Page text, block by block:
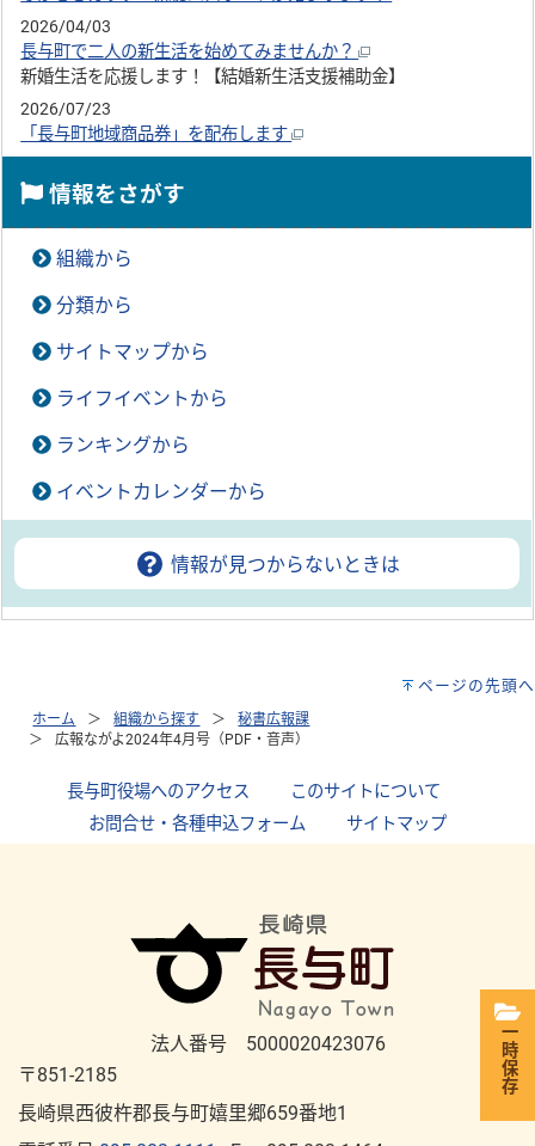
2026/04/03
長与町で二人の新生活を始めてみませんか？
新婚生活を応援します！【結婚新生活支援補助金】
2026/07/23
「長与町地域商品券」を配布します
情報をさがす
組織から
分類から
サイトマップから
ライフイベントから
ランキングから
イベントカレンダーから
情報が見つからないときは
ページの先頭へ
ホーム 組織から探す
秘書広報課
広報ながよ2024年4月号（PDF・音声）
長与町役場へのアクセス このサイトについて
お問合せ・各種申込フォーム
サイトマップ
法人番号 5000020423076
〒851-2185
長崎県西彼杵郡長与町嬉里郷659番地1
一時保存